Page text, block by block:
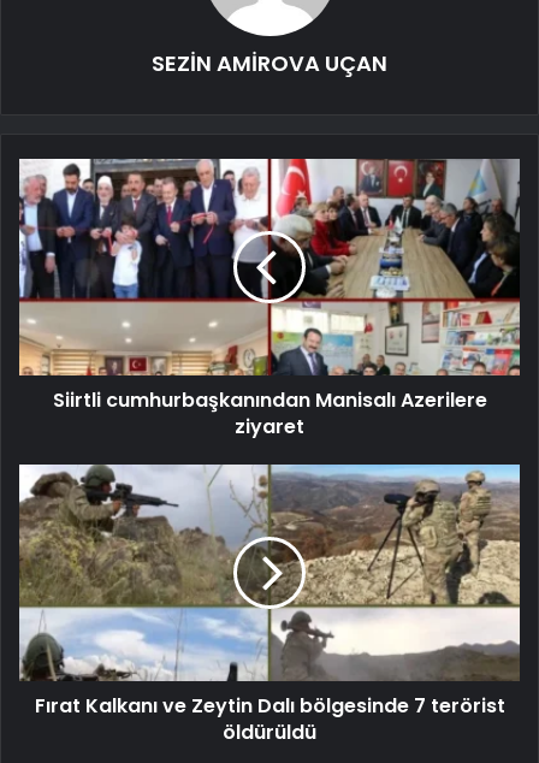
SEZİN AMİROVA UÇAN
Siirtli cumhurbaşkanından Manisalı Azerilere
ziyaret
Fırat Kalkanı ve Zeytin Dalı bölgesinde 7 terörist
öldürüldü